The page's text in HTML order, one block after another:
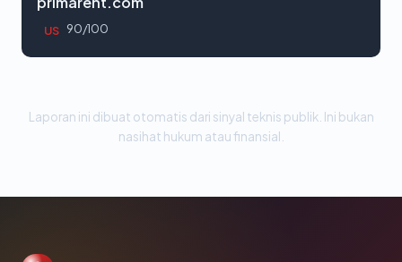
US 90/100
Laporan ini dibuat otomatis dari sinyal teknis publik. Ini bukan
nasihat hukum atau finansial.